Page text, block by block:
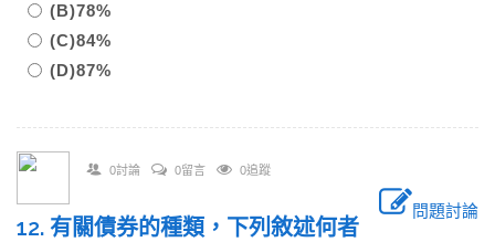
(B)78%
(C)84%
(D)87%
0討論 0留言 0追蹤
問題討論
12. 有關債券的種類，下列敘述何者